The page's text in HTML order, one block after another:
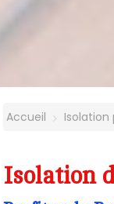
Accueil Isolation
Isolation